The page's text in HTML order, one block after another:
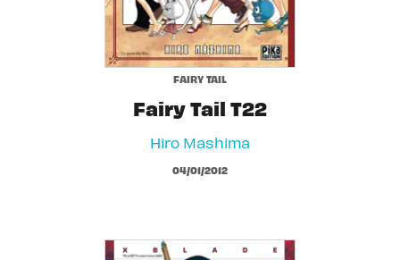
FAIRY TAIL
Fairy Tail T22
Hiro Mashima
04/01/2012